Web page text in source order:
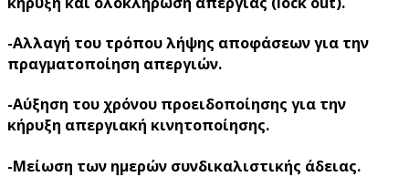
-Αλλαγή του τρόπου λήψης αποφάσεων για την
πραγματοποίηση απεργιών.
-Αύξηση του χρόνου προειδοποίησης για την
κήρυξη απεργιακή κινητοποίησης.
-Μείωση των ημερών συνδικαλιστικής άδειας.